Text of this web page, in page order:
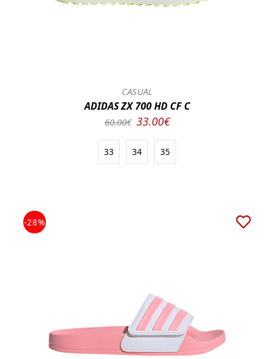
CASUAL
ADIDAS ZX 700 HD CF C
60.00€ 33.00€
33 34 35
-28%